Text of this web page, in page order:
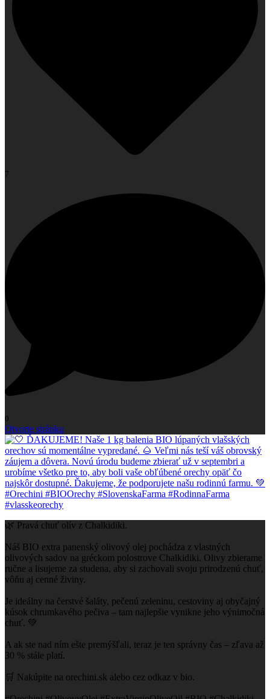
7
0
Otvorte stránku
🌿 Pravá chuť olív z Chalkidiki.
Náš BIO extra panenský olivový olej pochádza z vlastných
olivových sadov na gréckom polostrove Chalkidiki. Olivy zbierame
ručne a lisujeme za studena, aby si zachovali svoju prirodzenú chuť,
vôňu aj cenné živiny.
Je ideálny na čerstvé šaláty, pečenú zeleninu, cestoviny aj obyčajný
kúsok chrumkavého pečiva – tam najlepšie vynikne jeho výnimočná
chuť. 💚
A ak ste nad ním ešte premýšľali, teraz je ten správny čas – zľava až
30 % stále platí.
🛒 Nakúpite na orechini.sk alebo cez odkaz v bio.